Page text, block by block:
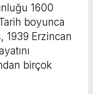
1600
boyunca
1939 Erzincan
birçok